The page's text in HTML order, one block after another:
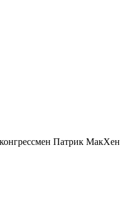
Патрик